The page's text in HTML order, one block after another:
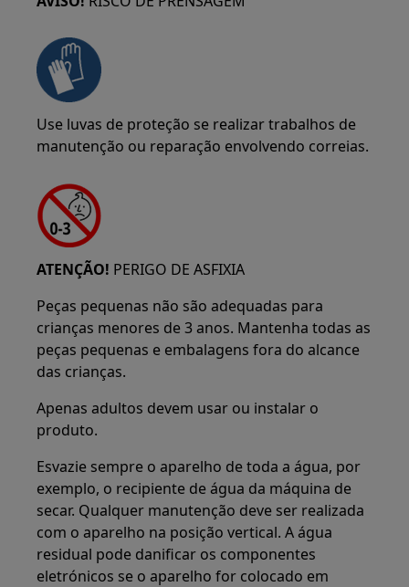
Use luvas de proteção se realizar trabalhos de
manutenção ou reparação envolvendo correias.
ATENÇÃO! PERIGO DE ASFIXIA
Peças pequenas não são adequadas para
crianças menores de 3 anos. Mantenha todas as
peças pequenas e embalagens fora do alcance
das crianças.
Apenas adultos devem usar ou instalar o
produto.
Esvazie sempre o aparelho de toda a água, por
exemplo, o recipiente de água da máquina de
secar. Qualquer manutenção deve ser realizada
com o aparelho na posição vertical. A água
residual pode danificar os componentes
eletrónicos se o aparelho for colocado em